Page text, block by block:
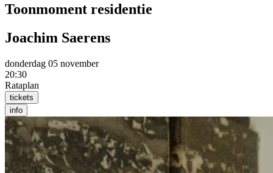
Toonmoment residentie
Joachim Saerens
donderdag 05 november
20:30
Rataplan
tickets
info